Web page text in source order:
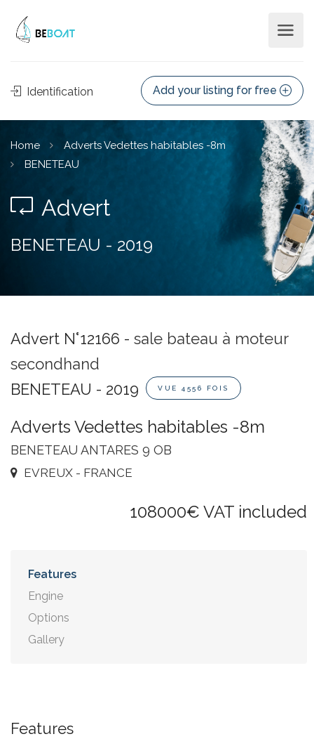
Identification Add your listing for free
Home
Adverts Vedettes habitables -8m
BENETEAU
Advert
BENETEAU - 2019
Advert N°12166 - sale bateau à moteur
secondhand
BENETEAU - 2019
VUE 4556 FOIS
Adverts Vedettes habitables -8m
BENETEAU ANTARES 9 OB
EVREUX - FRANCE
108000€ VAT included
Features
Engine
Options
Gallery
Features